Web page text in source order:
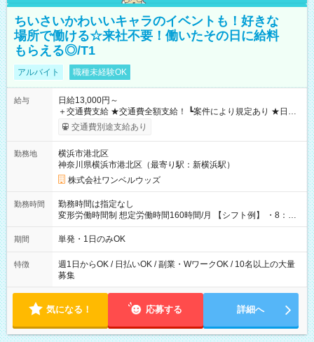
ちいさいかわいいキャラのイベントも！好きな
場所で働ける☆来社不要！働いたその日に給料
もらえる◎/T1
アルバイト 職種未経験OK
給与
日給13,000円～
＋交通費支給 ★交通費全額支給！ ┗案件により規定あり ★日払
いOK！（規定あり） ┗働いたその日に現金GET♪ お仕事後はコ
ンビニATMから 日払い分を引き落とせます！ 【試用期間】試
交通費別途支給あり
勤務地
横浜市港北区
神奈川県横浜市港北区（最寄り駅：新横浜駅）
株式会社ワンベルウッズ
勤務時間
勤務時間は指定なし
変形労働時間制 想定労働時間160時間/月 【シフト例】 ・8：00
～21：00
期間 単発・1日のみOK
特徴
週1日からOK / 日払いOK / 副業・WワークOK / 10名以上の大量
募集
気になる！ 応募する 詳細へ